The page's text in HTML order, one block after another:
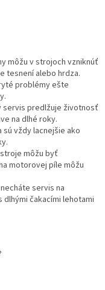
môžu v strojoch vzniknúť
tesnení alebo hrdza.
problémy ešte
servis predlžuje životnosť
na dlhé roky.
sú vždy lacnejšie ako
môžu byť
motorovej píle môžu
servis na
čakacími lehotami